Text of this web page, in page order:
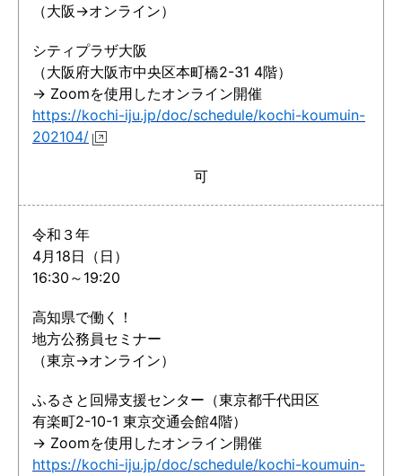
（大阪→オンライン）
シティプラザ大阪
（大阪府大阪市中央区本町橋2-31 4階）
→ Zoomを使用したオンライン開催
https://kochi-iju.jp/doc/schedule/kochi-koumuin-
202104/
可
令和３年
4月18日（日）
16:30～19:20
高知県で働く！
地方公務員セミナー
（東京→オンライン）
ふるさと回帰支援センター（東京都千代田区
有楽町2-10-1 東京交通会館4階）
→ Zoomを使用したオンライン開催
https://kochi-iju.jp/doc/schedule/kochi-koumuin-